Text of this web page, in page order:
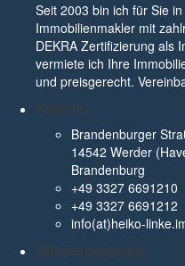
Seit 2003 bin ich für Sie
Immobilienmakler mit
DEKRA Zertifizierung als
vermiete ich Ihre
und preisgerecht.
Kontakt
Brandenburger
14542 Werder
Brandenburg
+49 3327 6691210
+49 3327 6691212
info(at)heiko-
Wissenswertes